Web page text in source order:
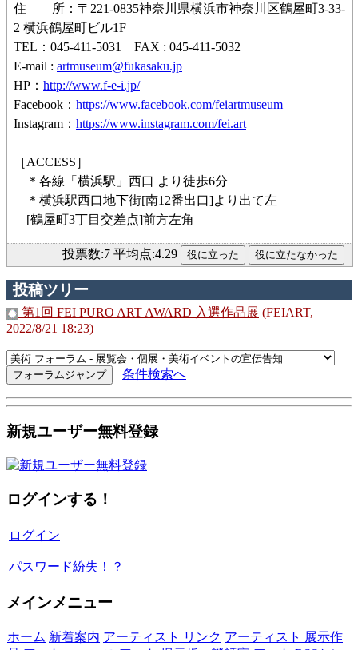
住 所：〒221-0835神奈川県横浜市神奈川区鶴屋町3-33-
2 横浜鶴屋町ビル1F
TEL：045-411-5031 FAX : 045-411-5032
E-mail : artmuseum@fukasaku.jp
HP： http://www.f-e-i.jp/
Facebook： https://www.facebook.com/feiartmuseum
Instagram： https://www.instagram.com/fei.art
［ACCESS］
＊各線「横浜駅」西口 より徒歩6分
＊横浜駅西口地下街[南12番出口]より出て左
[鶴屋町3丁目交差点]前方左角
投票数:7 平均点:4.29
投稿ツリー
第1回 FEI PURO ART AWARD 入選作品展 (FEIART,
2022/8/21 18:23)
条件検索へ
新規ユーザー無料登録
ログインする！
ログイン
パスワード紛失！？
メインメニュー
ホーム 新着案内 アーティスト リンク アーティスト 展示作